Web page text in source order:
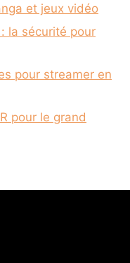
et jeux vidéo
la sécurité pour
pour streamer en
pour le grand